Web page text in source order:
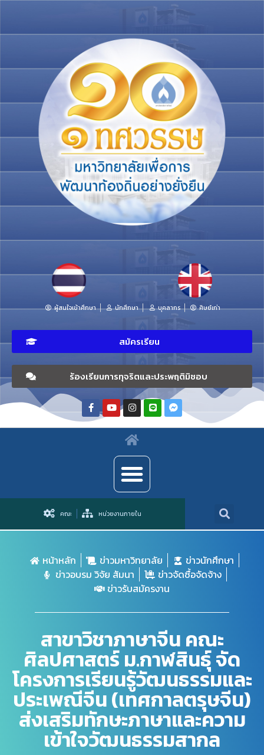
ผู้สนใจเข้าศึกษา นักศึกษา บุคลากร ศิษย์เก่า
สมัครเรียน
ร้องเรียนการทุจริตและประพฤติมิชอบ
คณะ หน่วยงานภายใน
หน้าหลัก ข่าวมหาวิทยาลัย
ข่าวนักศึกษา
ข่าวอบรม วิจัย สัมนา
ข่าวจัดซื้อจัดจ้าง
ข่าวรับสมัครงาน
สาขาวิชาภาษาจีน คณะ
ศิลปศาสตร์ ม.กาฬสินธุ์ จัด
โครงการเรียนรู้วัฒนธรรมและ
ประเพณีจีน (เทศกาลตรุษจีน)
ส่งเสริมทักษะภาษาและความ
เข้าใจวัฒนธรรมสากล